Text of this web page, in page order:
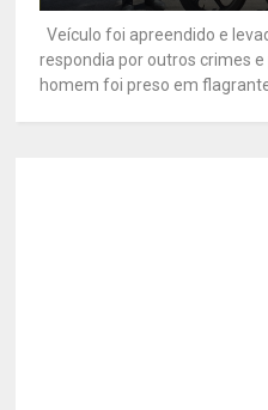
Veículo foi apreendido e
respondia por outros crimes
homem foi preso em